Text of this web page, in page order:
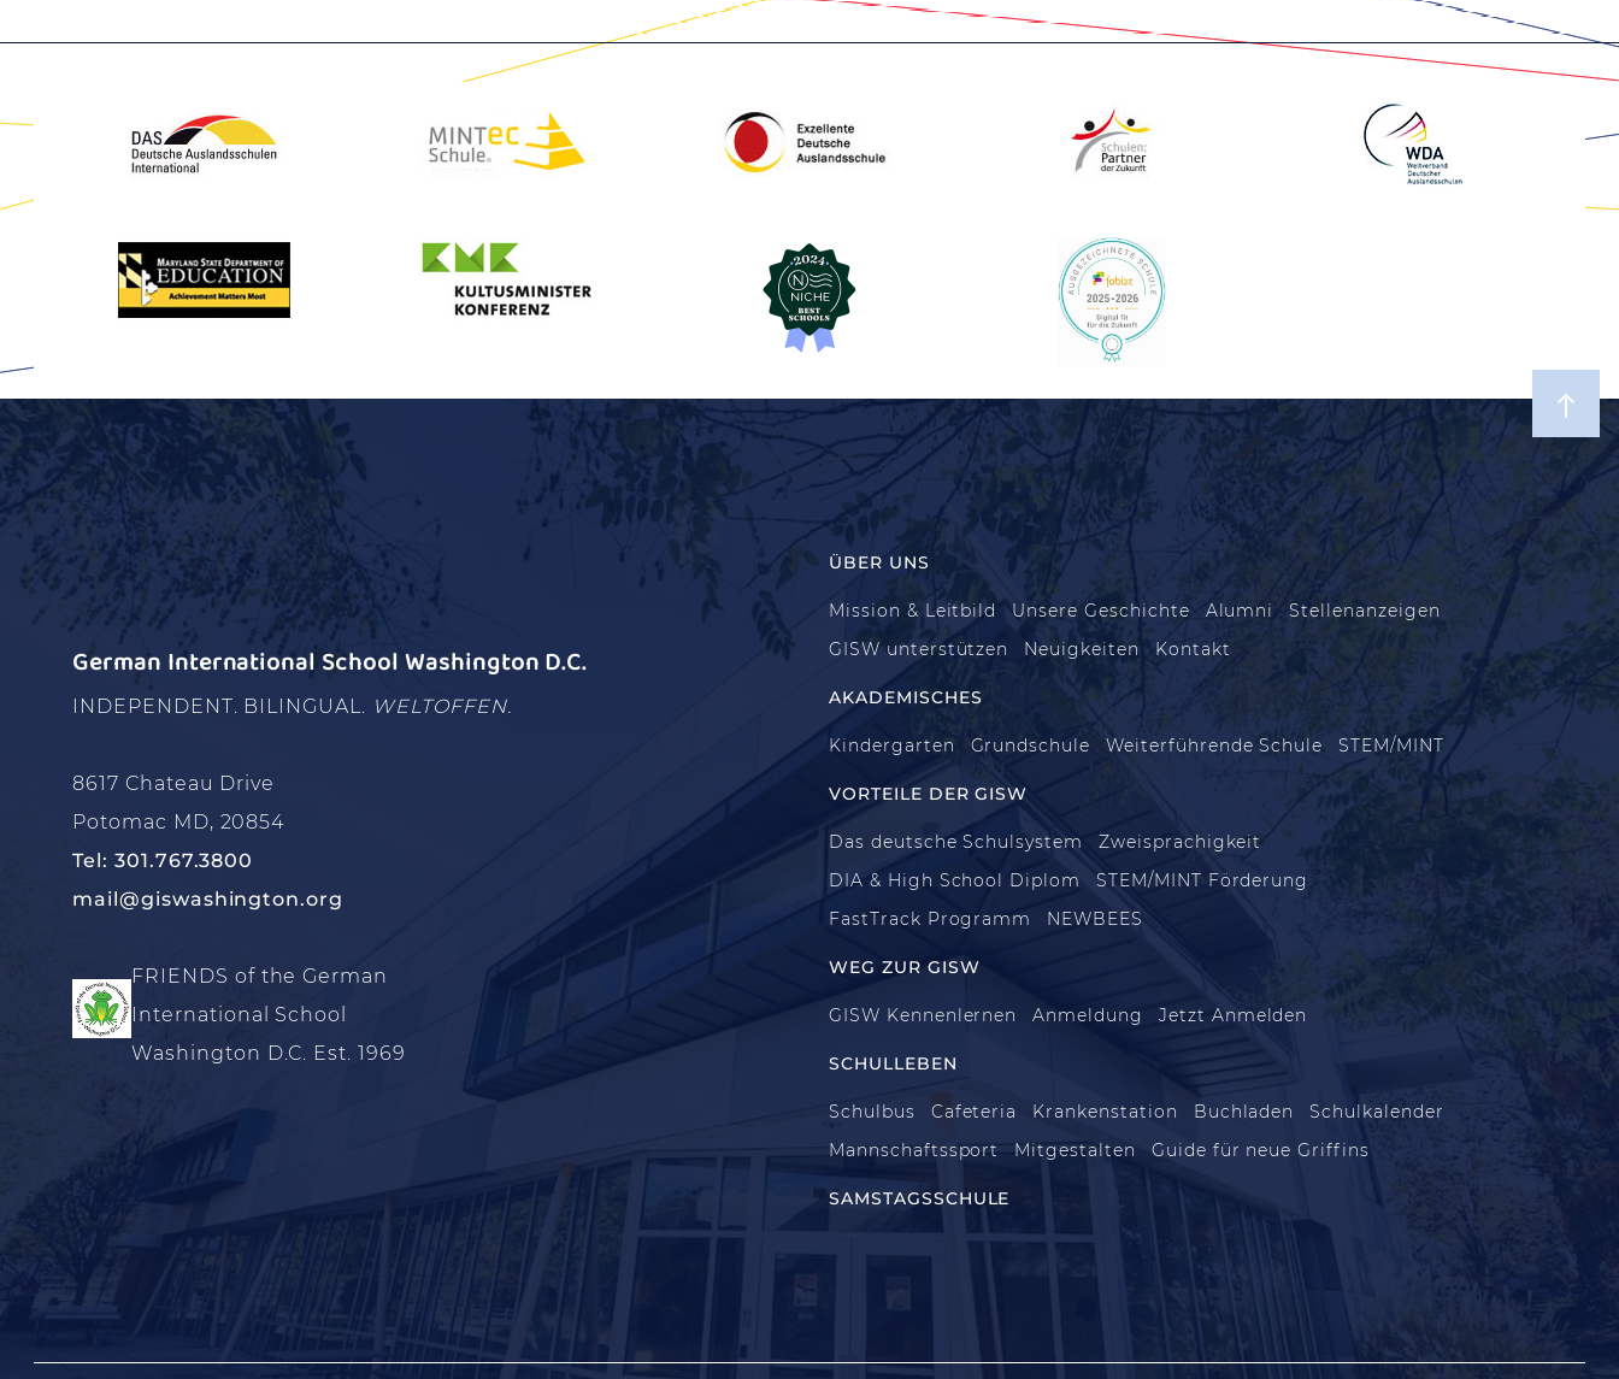
German International School Washington D.C.
INDEPENDENT. BILINGUAL. WELTOFFEN.
8617 Chateau Drive
Potomac MD, 20854
Tel: 301.767.3800
mail@giswashington.org
FRIENDS of the German
International School
Washington D.C. Est. 1969
ÜBER UNS
Mission & Leitbild Unsere Geschichte Alumni
Stellenanzeigen
GISW unterstützen
Neuigkeiten Kontakt
AKADEMISCHES
Kindergarten Grundschule Weiterführende Schule STEM/MINT
VORTEILE DER GISW
Das deutsche Schulsystem
Zweisprachigkeit
DIA & High School Diplom
STEM/MINT Förderung
FastTrack Programm
NEWBEES
WEG ZUR GISW
GISW Kennenlernen Anmeldung Jetzt Anmelden
SCHULLEBEN
Schulbus Cafeteria Krankenstation Buchladen
Schulkalender
Mannschaftssport
Mitgestalten Guide für neue Griffins
SAMSTAGSSCHULE